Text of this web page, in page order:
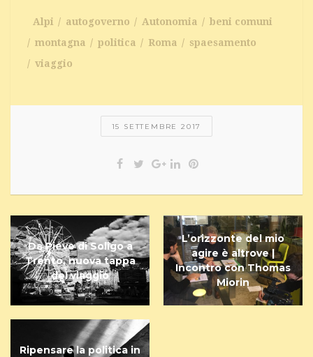
Alpi autogoverno Autonomia
beni comuni
montagna
politica Roma
spaesamento
viaggio
15 SETTEMBRE 2017
Da Pieve di Soligo a
Trento, nuova tappa
del viaggio
L’orizzonte del mio
agire è altrove |
Incontro con Thomas
Miorin
Ripensare la politica in